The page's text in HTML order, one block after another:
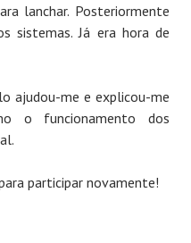
lanchar. Posteriormente
sistemas. Já era hora de
ajudou-me e explicou-me
o funcionamento dos
participar novamente!